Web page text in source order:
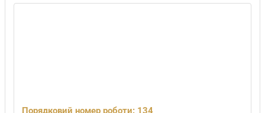
Порядковий номер роботи: 134